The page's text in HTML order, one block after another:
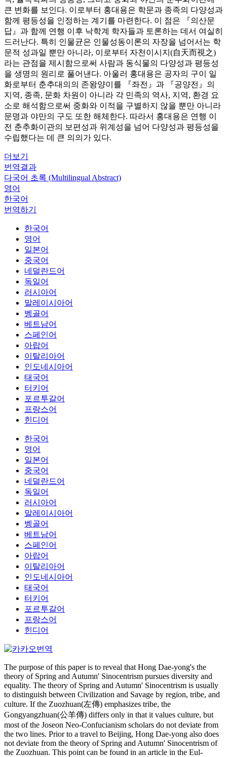
큰 변화를 보인다. 이로부터 홍대용은 학문과 종족의 다양성과
함께 평등성을 인정하는 계기를 마련한다. 이 점은 『의산문
답』과 함께 연행 이후 낙학계 학자들과 토론하는 데서 여실히
드러난다. 특히 인물균은 인물성동이론의 자장을 넘어서는 학
문적 성과일 뿐만 아니라, 이로부터 자천이시지(自天而視之)
라는 관점을 제시함으로써 사람과 동식물의 다양성과 평등성
을 생명의 원리로 풀어낸다. 아울러 홍대용은 공자의 구이 일
화로부터 춘추대의의 존왕양이를 『좌전』과 『공양전』의
지역, 종족, 문화 차원이 아니라 각 민족의 역사, 지역, 환경 요
소로 해석함으로써 중화와 이적을 구별하지 않을 뿐만 아니라
문명과 야만의 구도 또한 해체한다. 따라서 홍대용은 연행 이
전 춘추화이관의 보편성과 위계성을 넘어 다양성과 평등성을
수립했다는 데 큰 의의가 있다.
더보기
번역결과
다국어 초록 (Multilingual Abstract)
영어
한국어
번역하기
한국어
영어
일본어
중국어
네덜란드어
독일어
러시아어
말레이시아어
벵골어
베트남어
스페인어
아랍어
이탈리아어
인도네시아어
태국어
터키어
포르투갈어
프랑스어
힌디어
한국어
영어
일본어
중국어
네덜란드어
독일어
러시아어
말레이시아어
벵골어
베트남어
스페인어
아랍어
이탈리아어
인도네시아어
태국어
터키어
포르투갈어
프랑스어
힌디어
The purpose of this paper is to reveal that Hong Dae-yong's the
theory of Spring and Autumn' Sinocentrism pursues diversity and
equality. The theory of Spring and Autumn' Sinocentrism is usually
to distinguish between Civilization and Savage by region, tribe, and
culture. If the Zuozhuan(左傳) emphasizes tribe, the
Gongyangzhuan(公羊傳) differs only in that it values culture, but
most of the Joseon Neo-Confucianism scholars do not deviate from
the two lines. Prior to a travel to Beijing, Hong Dae-yong also does
not deviate from the theory of Spring and Autumn' Sinocentrism of
the Zuozhuan. This point can be found in an article in the Eul-